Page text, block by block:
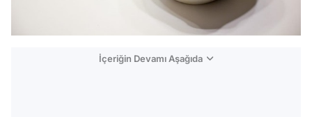
İçeriğin Devamı Aşağıda